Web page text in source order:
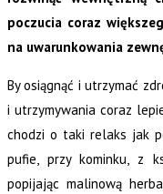
poczucia coraz
na uwarunkowania
By osiągnąć i utrzymać
i utrzymywania coraz
chodzi o taki relaks jak
pufie, przy kominku, z
popijając malinową